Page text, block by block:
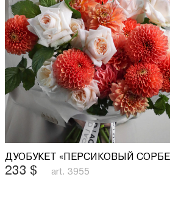
233 $ art. 3955